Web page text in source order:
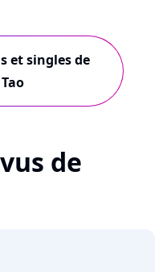
et singles de
de